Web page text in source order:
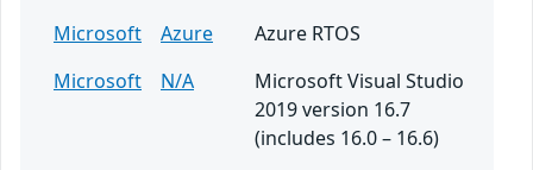
Microsoft
Azure
Azure RTOS
Microsoft
N/A
Microsoft Visual Studio
2019 version 16.7
(includes 16.0 – 16.6)